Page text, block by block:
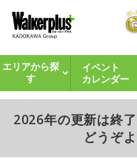
エリアから探
す
イベント
カレンダー
2026年の更新は終
どうぞ